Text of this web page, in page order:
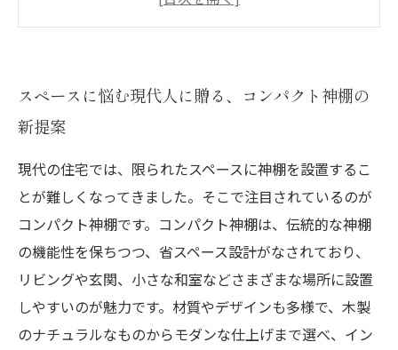
ントと注意点
設置完了！コンパクト神棚がもたらす心地よい
神聖空間の作り方
コンパクト神棚選びのポイントを押さえて、あ
なたの家にも神聖さを
限られたスペースでも安心！コンパクト神棚で
叶える祈りの環境
スペースに悩む現代人に贈る、コンパクト神棚の
新提案
現代の住宅では、限られたスペースに神棚を設置するこ
とが難しくなってきました。そこで注目されているのが
コンパクト神棚です。コンパクト神棚は、伝統的な神棚
の機能性を保ちつつ、省スペース設計がなされており、
リビングや玄関、小さな和室などさまざまな場所に設置
しやすいのが魅力です。材質やデザインも多様で、木製
のナチュラルなものからモダンな仕上げまで選べ、イン